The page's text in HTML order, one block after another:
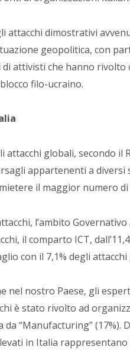
attacchi dimostrativi
geopolitica, con
attivisti che hanno rivolto
filo-ucraino.
attacchi globali, secondo il
appartenenti a diversi
il maggior numero
l’ambito
il comparto ICT,
con il 7,1% degli
nel nostro Paese, gli
è stato rivolto ad
“Manufacturing” (17%).
in Italia rappresentano